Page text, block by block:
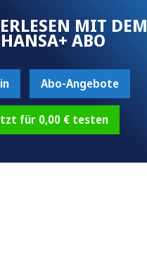
MIT DEM
HANSA+ ABO
Abo-Angebote
für 0,00 € testen